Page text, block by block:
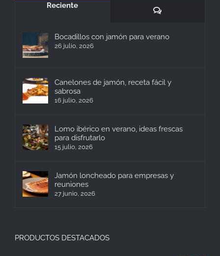
Reciente
Comentarios
Bocadillos con jamón para verano
26 julio, 2026
Canelones de jamón, receta fácil y
sabrosa
16 julio, 2026
Lomo ibérico en verano, ideas frescas
para disfrutarlo
15 julio, 2026
Jamón loncheado para empresas y
reuniones
27 junio, 2026
PRODUCTOS DESTACADOS